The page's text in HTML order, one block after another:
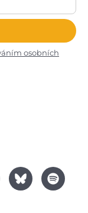
osobních